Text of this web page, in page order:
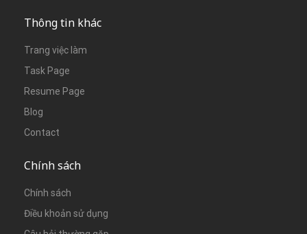
Thông tin khác
Trang việc làm
Task Page
Resume Page
Blog
Contact
Chính sách
Chính sách
Điều khoản sử dụng